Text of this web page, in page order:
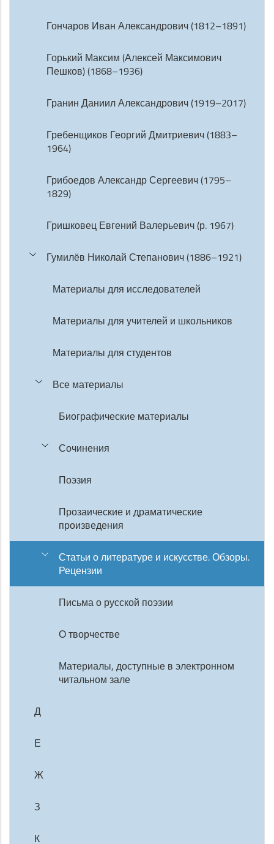
Гончаров Иван Александрович (1812–1891)
Горький Максим (Алексей Максимович
Пешков) (1868–1936)
Гранин Даниил Александрович (1919–2017)
Гребенщиков Георгий Дмитриевич (1883–
1964)
Грибоедов Александр Сергеевич (1795–
1829)
Гришковец Евгений Валерьевич (р. 1967)
Гумилёв Николай Степанович (1886–1921)
Материалы для исследователей
Материалы для учителей и школьников
Материалы для студентов
Все материалы
Биографические материалы
Сочинения
Поэзия
Прозаические и драматические
произведения
Статьи о литературе и искусстве. Обзоры.
Рецензии
Письма о русской поэзии
О творчестве
Материалы, доступные в электронном
читальном зале
Д
Е
Ж
З
К